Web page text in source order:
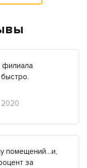
филиала
2020
помещений…и,
за